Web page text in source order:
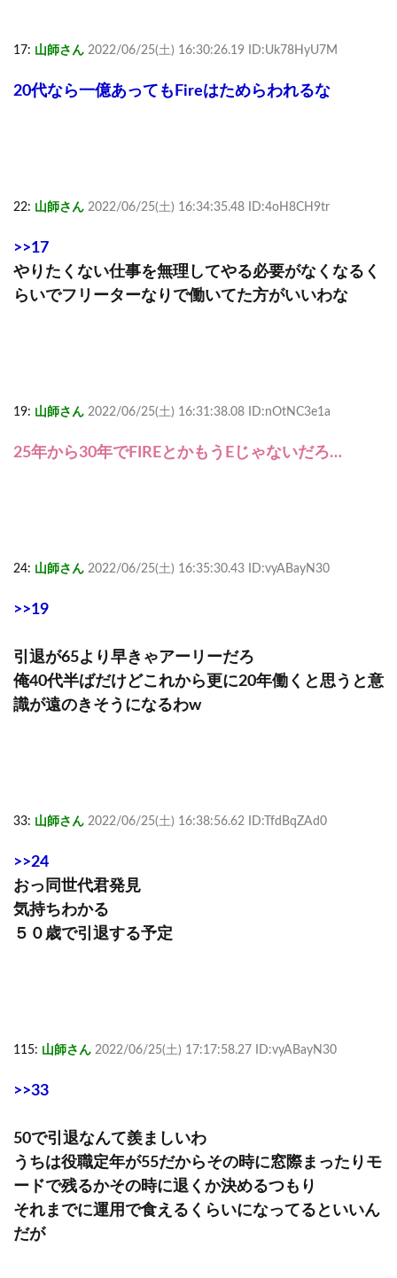
17: 山師さん 2022/06/25(土) 16:30:26.19 ID:Uk78HyU7M
20代なら一億あってもFireはためらわれるな
22: 山師さん 2022/06/25(土) 16:34:35.48 ID:4oH8CH9tr
>>17
やりたくない仕事を無理してやる必要がなくなるく
らいでフリーターなりで働いてた方がいいわな
19: 山師さん 2022/06/25(土) 16:31:38.08 ID:nOtNC3e1a
25年から30年でFIREとかもうEじゃないだろ…
24: 山師さん 2022/06/25(土) 16:35:30.43 ID:vyABayN30
>>19
引退が65より早きゃアーリーだろ
俺40代半ばだけどこれから更に20年働くと思うと意
識が遠のきそうになるわw
33: 山師さん 2022/06/25(土) 16:38:56.62 ID:TfdBqZAd0
>>24
おっ同世代君発見
気持ちわかる
５０歳で引退する予定
115: 山師さん 2022/06/25(土) 17:17:58.27 ID:vyABayN30
>>33
50で引退なんて羨ましいわ
うちは役職定年が55だからその時に窓際まったりモ
ードで残るかその時に退くか決めるつもり
それまでに運用で食えるくらいになってるといいん
だが